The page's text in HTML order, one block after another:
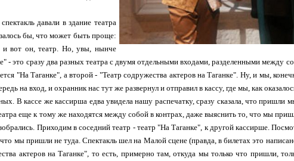
давали в здание театра
бы, что может быть проще:
вот он, театр. Но, увы, нынче
- это сразу два разных театра с двумя отдельными входами, разделенными между
"На Таганке", а второй - "Театр содружества актеров на Таганке". Ну, и мы,
на вход, и охранник нас тут же развернул и отправил в кассу, где мы, как
В кассе же кассирша едва увидела нашу распечатку, сразу сказала, что пришли
еще к тому же находятся между собой в контрах, даже выяснить то, что мы
Приходим в соседний театр - театр "На Таганке", к другой кассирше.
что мы пришли не туда. Спектакль шел на Малой сцене (правда, в билетах это
актеров на Таганке", то есть, примерно там, откуда мы только что пришли,